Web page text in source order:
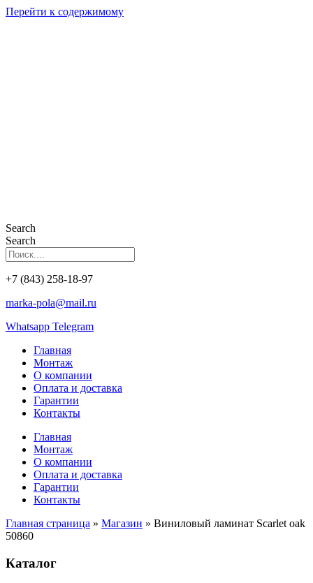
Перейти к содержимому
Search
Search
+7 (843) 258-18-97
marka-pola@mail.ru
Whatsapp Telegram
Главная
Монтаж
О компании
Оплата и доставка
Гарантии
Контакты
Главная
Монтаж
О компании
Оплата и доставка
Гарантии
Контакты
Главная страница » Магазин » Виниловый ламинат Scarlet oak
50860
Каталог